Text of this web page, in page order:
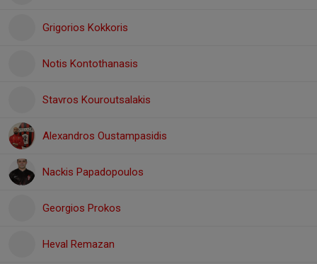
Grigorios Kokkoris
Notis Kontothanasis
Stavros Kouroutsalakis
Alexandros Oustampasidis
Nackis Papadopoulos
Georgios Prokos
Heval Remazan